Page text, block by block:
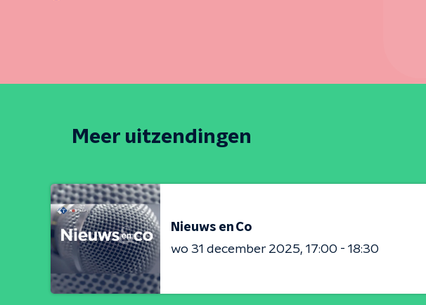
Meer uitzendingen
Nieuws en Co
wo 31 december 2025 17:00 - 18:30